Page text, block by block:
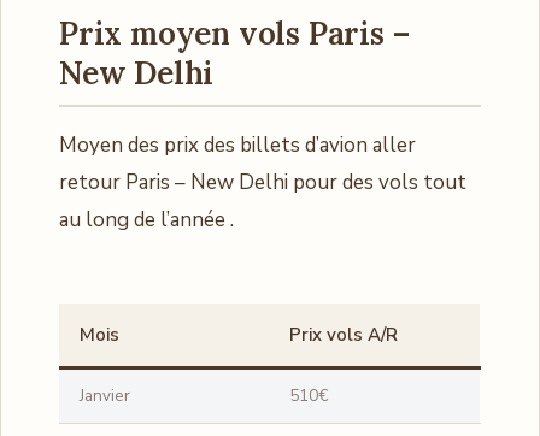
Prix moyen vols Paris –
New Delhi
Moyen des prix des billets d’avion aller
retour Paris – New Delhi pour des vols tout
au long de l’année .
Mois Prix vols A/R
Janvier 510€